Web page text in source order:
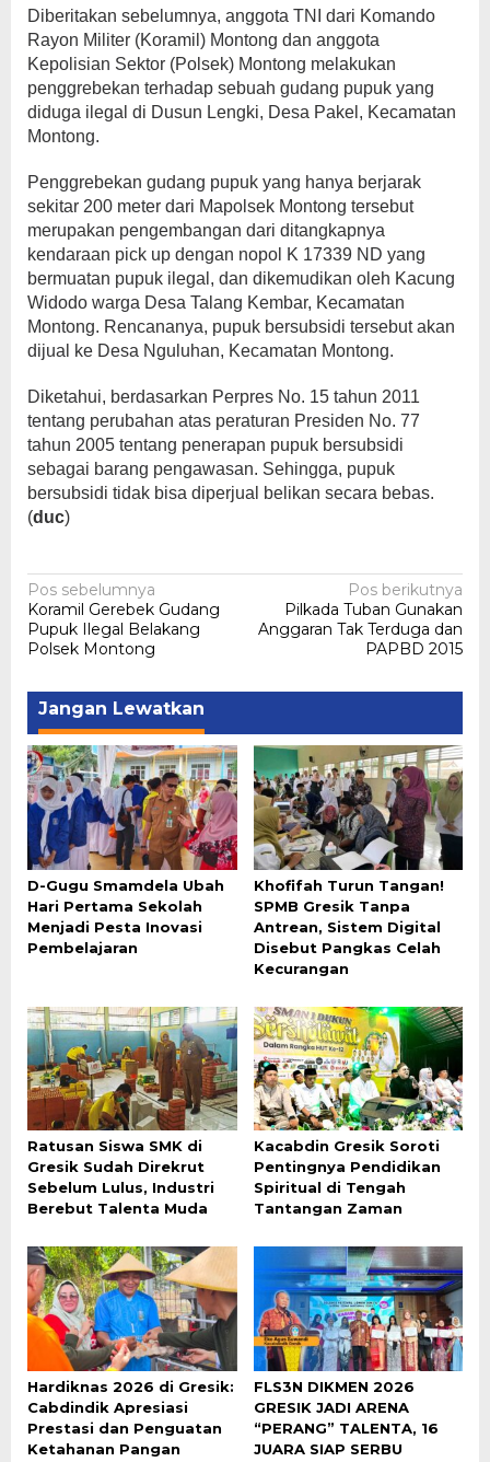
Diberitakan sebelumnya, anggota TNI dari Komando
Rayon Militer (Koramil) Montong dan anggota
Kepolisian Sektor (Polsek) Montong melakukan
penggrebekan terhadap sebuah gudang pupuk yang
diduga ilegal di Dusun Lengki, Desa Pakel, Kecamatan
Montong.
Penggrebekan gudang pupuk yang hanya berjarak
sekitar 200 meter dari Mapolsek Montong tersebut
merupakan pengembangan dari ditangkapnya
kendaraan pick up dengan nopol K 17339 ND yang
bermuatan pupuk ilegal, dan dikemudikan oleh Kacung
Widodo warga Desa Talang Kembar, Kecamatan
Montong. Rencananya, pupuk bersubsidi tersebut akan
dijual ke Desa Nguluhan, Kecamatan Montong.
Diketahui, berdasarkan Perpres No. 15 tahun 2011
tentang perubahan atas peraturan Presiden No. 77
tahun 2005 tentang penerapan pupuk bersubsidi
sebagai barang pengawasan. Sehingga, pupuk
bersubsidi tidak bisa diperjual belikan secara bebas.
(duc)
Navigasi
pos
Pos sebelumnya
Koramil Gerebek Gudang
Pupuk Ilegal Belakang
Polsek Montong
Pos berikutnya
Pilkada Tuban Gunakan
Anggaran Tak Terduga dan
PAPBD 2015
Jangan Lewatkan
D-Gugu Smamdela Ubah
Hari Pertama Sekolah
Menjadi Pesta Inovasi
Pembelajaran
Khofifah Turun Tangan!
SPMB Gresik Tanpa
Antrean, Sistem Digital
Disebut Pangkas Celah
Kecurangan
Ratusan Siswa SMK di
Gresik Sudah Direkrut
Sebelum Lulus, Industri
Berebut Talenta Muda
Kacabdin Gresik Soroti
Pentingnya Pendidikan
Spiritual di Tengah
Tantangan Zaman
Hardiknas 2026 di Gresik:
Cabdindik Apresiasi
Prestasi dan Penguatan
Ketahanan Pangan
FLS3N DIKMEN 2026
GRESIK JADI ARENA
“PERANG” TALENTA, 16
JUARA SIAP SERBU